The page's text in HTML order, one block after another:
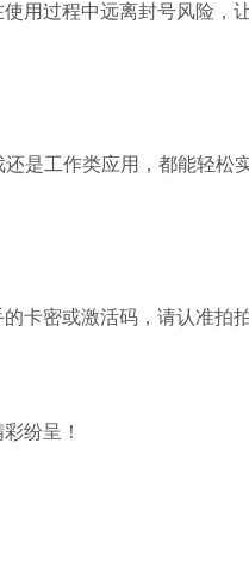
用过程中远离封号风险，
是工作类应用，都能轻松
卡密或激活码，请认准拍
纷呈！